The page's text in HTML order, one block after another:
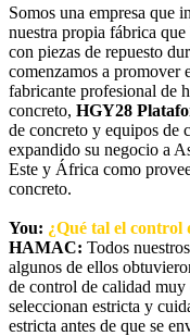
Somos una empresa que
nuestra propia fábrica
con piezas de repuesto
comenzamos a
fabricante profesional de
concreto, HGY28
de concreto y equipos de
expandido su negocio a
Este y África como
concreto.
You: ¿Qué tal el control
HAMAC: Todos
algunos de ellos
de control de calidad muy
seleccionan estricta y
estricta antes de que se